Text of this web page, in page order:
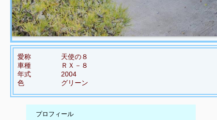
愛称
天使の８
車種
ＲＸ－８
年式
2004
色
グリーン
プロフィール